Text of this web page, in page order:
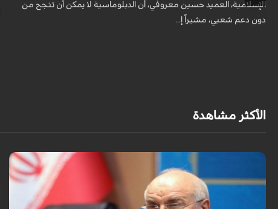
الإسلامية، العميد حسين معروفي، أن الدبلوماسية لا يمكن أن تنجح من
دون دعم شعبي، مشيراً إ...
الأكثر مشاهدة